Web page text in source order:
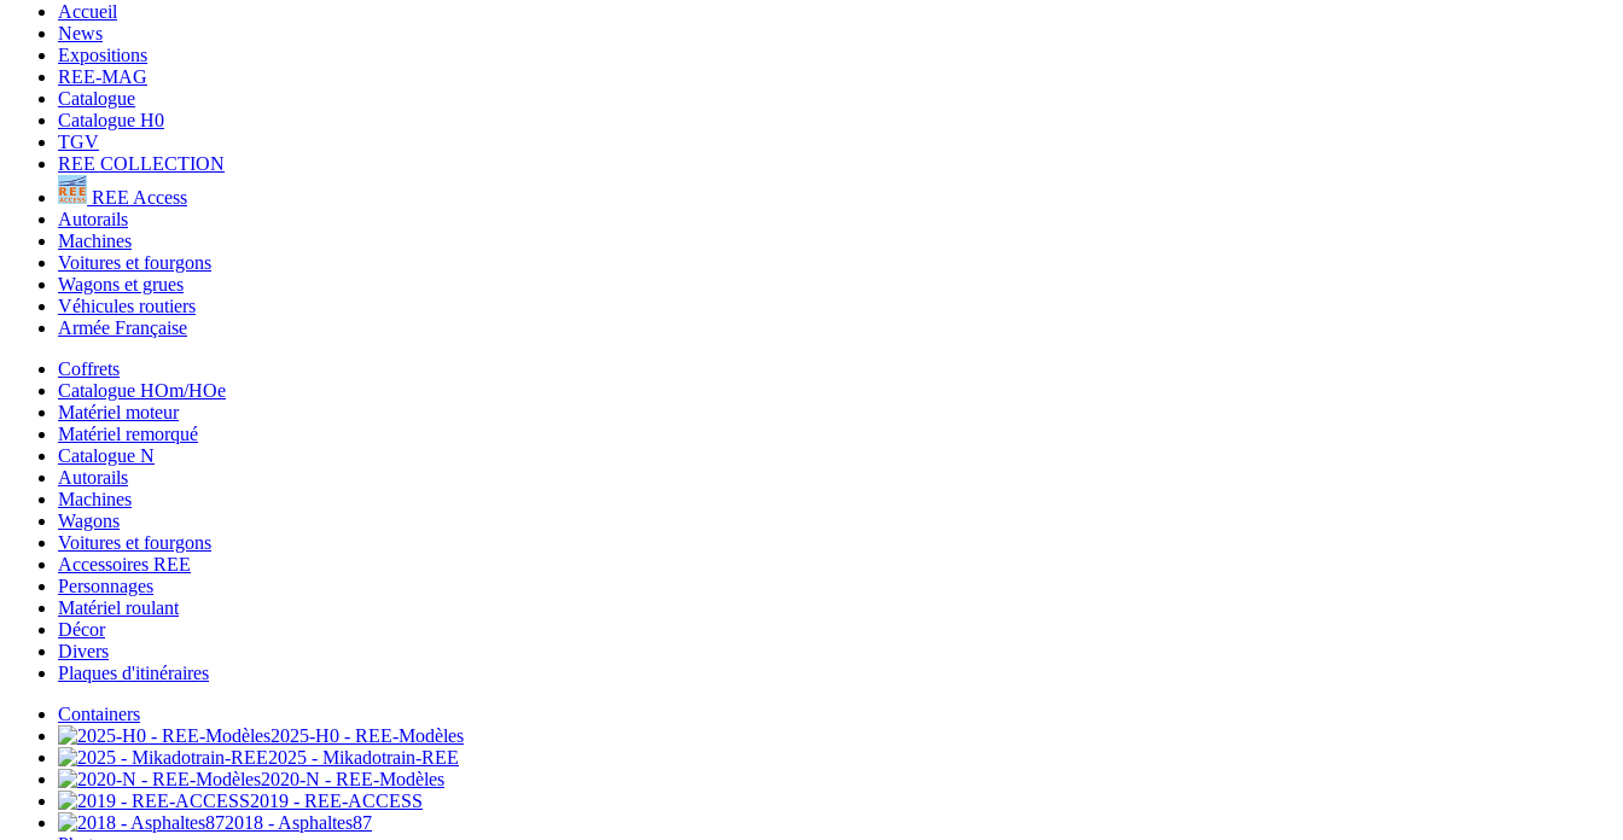
Accueil
News
Expositions
REE-MAG
Catalogue
Catalogue H0
TGV
REE COLLECTION
REE Access
Autorails
Machines
Voitures et fourgons
Wagons et grues
Véhicules routiers
Armée Française
Coffrets
Catalogue HOm/HOe
Matériel moteur
Matériel remorqué
Catalogue N
Autorails
Machines
Wagons
Voitures et fourgons
Accessoires REE
Personnages
Matériel roulant
Décor
Divers
Plaques d'itinéraires
Containers
2025-H0 - REE-Modèles
2025 - Mikadotrain-REE
2020-N - REE-Modèles
2019 - REE-ACCESS
2018 - Asphaltes87